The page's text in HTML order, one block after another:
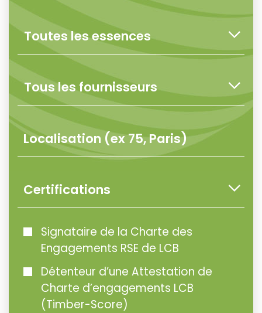
Certifications
Signataire de la Charte des
Engagements RSE de LCB
Détenteur d’une Attestation de
Charte d’engagements LCB
(Timber-Score)